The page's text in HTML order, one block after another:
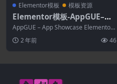
Elementor模板 模板资源
Elementor模板-AppGUE–移
动应用展示Elementor Pro模
板套件
AppGUE – App Showcase Elementor
2 年前 46